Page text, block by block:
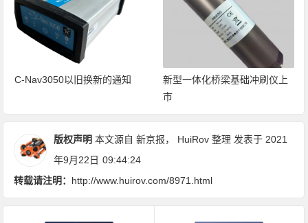
C-Nav3050以旧换新的通知
新型一体化桥梁基础冲刷仪上
市
版权声明 本文源自 新京报， HuiRov 整理 发表于 2021
年9月22日 09:44:24
转载请注明： http://www.huirov.com/8971.html